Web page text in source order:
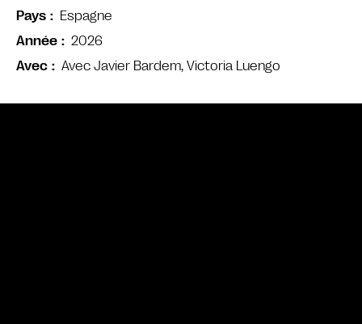
Avec Avec Javier Bardem, Victoria Luengo
Pays
Espagne
Année
2026